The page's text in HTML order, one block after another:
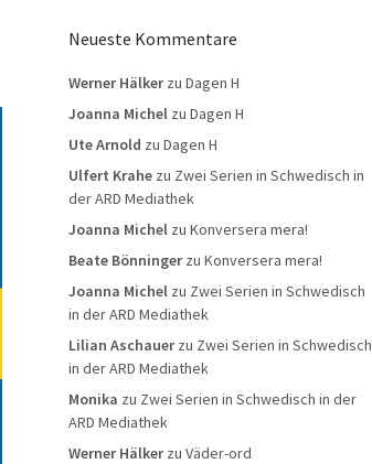
Neueste Kommentare
Werner Hälkerzu Dagen H
Joanna Michel zu Dagen H
Ute Arnold zu Dagen H
Ulfert Krahe zu Zwei Serien in Schwedisch in
der ARD Mediathek
Joanna Michel zu Konversera mera!
Beate Bönningerzu Konversera mera!
Joanna Michel zu Zwei Serien in Schwedisch
in der ARD Mediathek
Lilian Aschauerzu Zwei Serien in Schwedisch
in der ARD Mediathek
Monika zu Zwei Serien in Schwedisch in der
ARD Mediathek
Werner Hälkerzu Väder-ord